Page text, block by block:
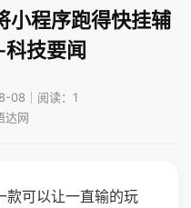
小程序跑得快挂辅
技要闻
08｜阅读：1
达网
款可以让一直输的玩